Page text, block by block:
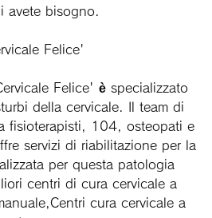
avete bisogno.
Felice'
Felice' è specializzato
della cervicale. Il team di
fisioterapisti, 104, osteopati e
servizi di riabilitazione per la
per questa patologia
centri di cura cervicale a
cura cervicale a